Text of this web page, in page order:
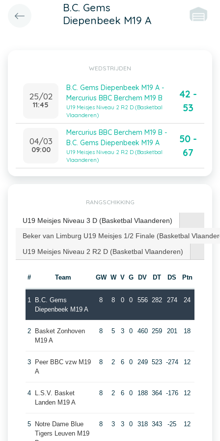
B.C. Gems
Diepenbeek M19 A
WEDSTRIJDEN
25/02
11:45
B.C. Gems Diepenbeek M19 A -
Mercurius BBC Berchem M19 B
U19 Meisjes Niveau 2 R2 D (Basketbal
Vlaanderen)
42 -
53
04/03
09:00
Mercurius BBC Berchem M19 B -
B.C. Gems Diepenbeek M19 A
U19 Meisjes Niveau 2 R2 D (Basketbal
Vlaanderen)
50 -
67
RANGSCHIKKING
U19 Meisjes Niveau 3 D (Basketbal Vlaanderen)
Beker van Limburg U19 Meisjes 1/2 Finale (Basketbal
U19 Meisjes Niveau 2 R2 D (Basketbal Vlaanderen)
# Team GW W V G DV DT DS Ptn
1
B.C. Gems
Diepenbeek M19 A
8 8 0 0 556 282 274 24
2
Basket Zonhoven
M19 A
8 5 3 0 460 259 201 18
3
Peer BBC vzw M19
A
8 2 6 0 249 523 -274 12
4
L.S.V. Basket
Landen M19 A
8 2 6 0 188 364 -176 12
5
Notre Dame Blue
Tigers Leuven M19
8 3 3 0 318 343 -25 12